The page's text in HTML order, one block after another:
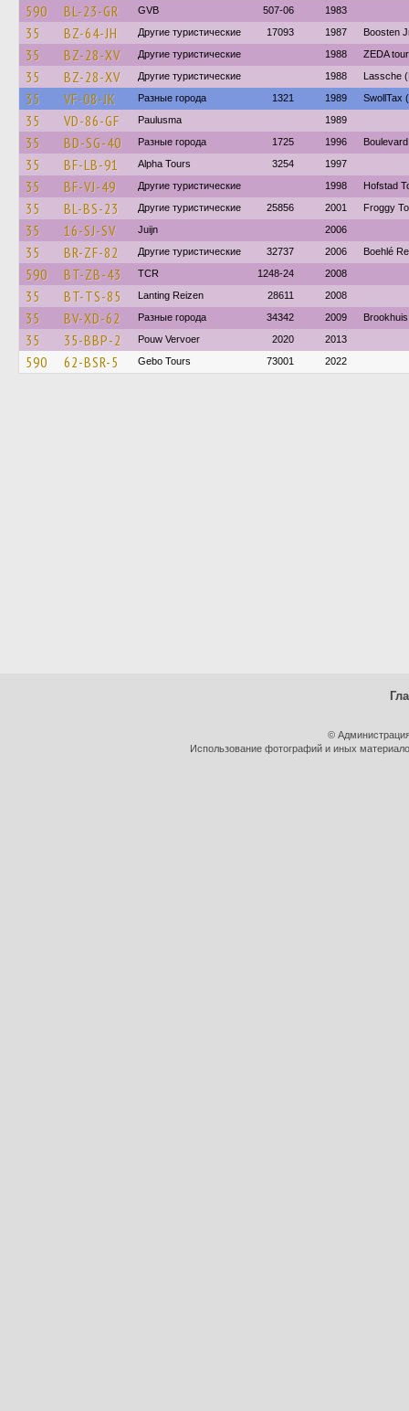
590 BL-23-GR GVB 507-06 1983
35 BZ-64-JH Другие туристические 17093 1987 Boosten
35 BZ-28-XV Другие туристические 1988 ZEDA
35 BZ-28-XV Другие туристические 1988 Lassche
35 VF-08-JK Разные города 1321 1989 SwollTax
35 VD-86-GF Paulusma 1989
35 BD-SG-40 Разные города 1725 1996 Boulevard
35 BF-LB-91 Alpha Tours 3254 1997
35 BF-VJ-49 Другие туристические 1998 Hofstad
35 BL-BS-23 Другие туристические 25856 2001 Froggy
35 16-SJ-SV Juijn 2006
35 BR-ZF-82 Другие туристические 32737 2006 Boehlé
590 BT-ZB-43 TCR 1248-24 2008
35 BT-TS-85 Lanting Reizen 28611 2008
35 BV-XD-62 Разные города 34342 2009
35 35-BBP-2 Pouw Vervoer 2020 2013
590 62-BSR-5 Gebo Tours 73001 2022
©
Использование фотографий и иных